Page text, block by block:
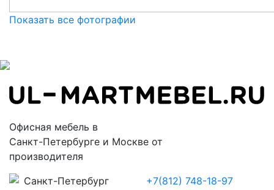
Показать все фотографии
Санкт-Петербург
+7(812) 748-18-97
Офисная мебель в
Санкт-Петербурге и Москве от
производителя